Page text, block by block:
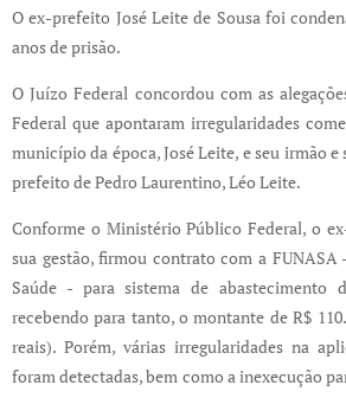
O ex-prefeito José Leite de Sousa foi
anos de prisão.
O Juízo Federal concordou com as
Federal que apontaram irregularidades
município da época, José Leite, e seu irmão
prefeito de Pedro Laurentino, Léo Leite.
Conforme o Ministério Público Federal, o
sua gestão, firmou contrato com a FUNASA
Saúde - para sistema de abastecimento
recebendo para tanto, o montante de R$
reais). Porém, várias irregularidades na
foram detectadas, bem como a inexecução